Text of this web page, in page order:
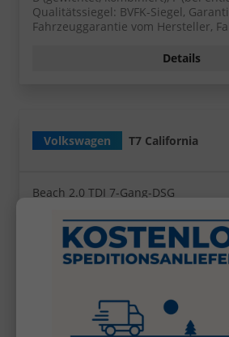
Qualitätssiegel: BVFK-Siegel,
Fahrzeuggarantie vom Hersteller,
Details
Volkswagen T7 California
Beach 2.0 TDI 7-Gang-DSG